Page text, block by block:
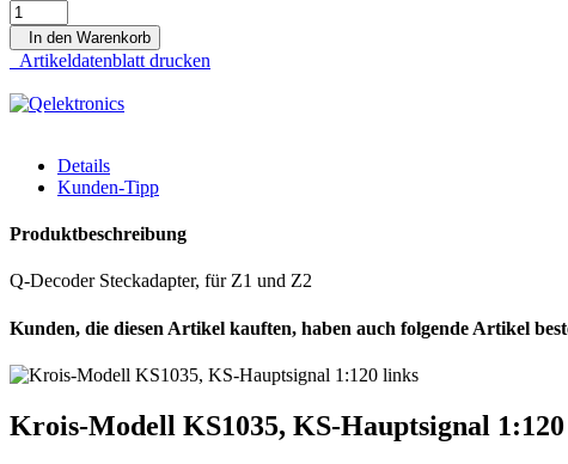
In den Warenkorb
Artikeldatenblatt drucken
Details
Kunden-Tipp
Produktbeschreibung
Q-Decoder Steckadapter, für Z1 und Z2
Kunden, die diesen Artikel kauften, haben auch folgende Artikel
Krois-Modell KS1035, KS-Hauptsignal